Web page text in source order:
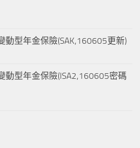
動型年金保險(SAK,160605更新)
動型年金保險(ISA2,160605密碼